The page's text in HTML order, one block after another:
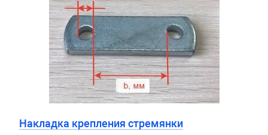
Накладка крепления стремянки